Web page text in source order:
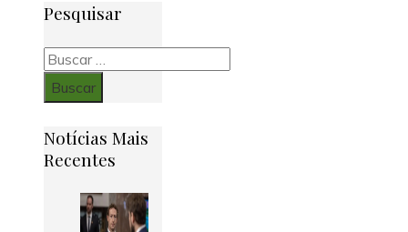
Pesquisar
Buscar:
Notícias Mais
Recentes